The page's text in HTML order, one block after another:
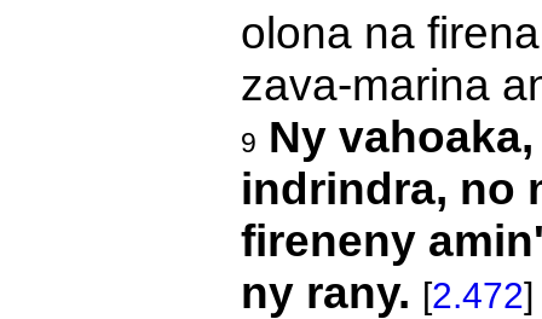
olona na
zava-marina
9 Ny
indrindra, no
fireneny
ny rany. [2.472]